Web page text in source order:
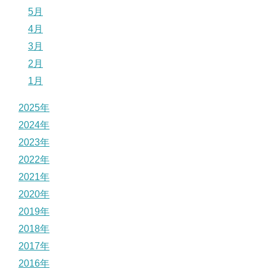
5月
4月
3月
2月
1月
2025年
2024年
2023年
2022年
2021年
2020年
2019年
2018年
2017年
2016年